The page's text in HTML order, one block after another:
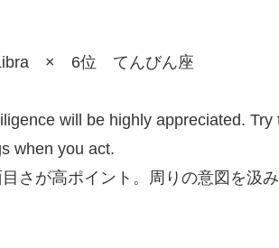
× 6位 てんびん座
will be highly appreciated.
when you act.
目さが高ポイント。周りの意図を汲